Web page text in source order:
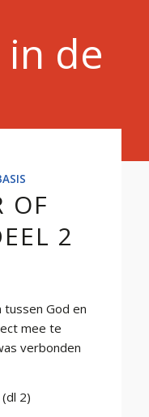
de
OF
2
God en
mee te
verbonden
2)